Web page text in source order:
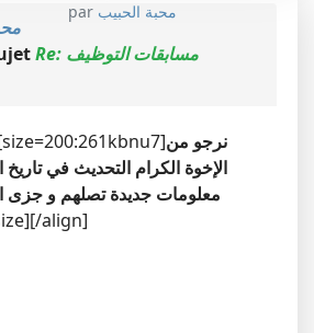
par محبة الحبيب
Re: مسابقات التوظيف
نرجو من
الإخوة الكرام التحديث في
معلومات جديدة تصلهم و جزى
align]